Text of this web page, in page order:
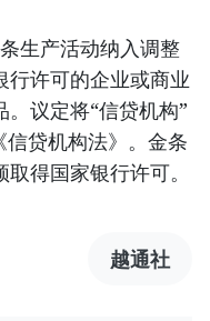
生产活动纳入调整
行许可的企业或商业
议定将“信贷机构”
信贷机构法》。金条
得国家银行许可。
越通社